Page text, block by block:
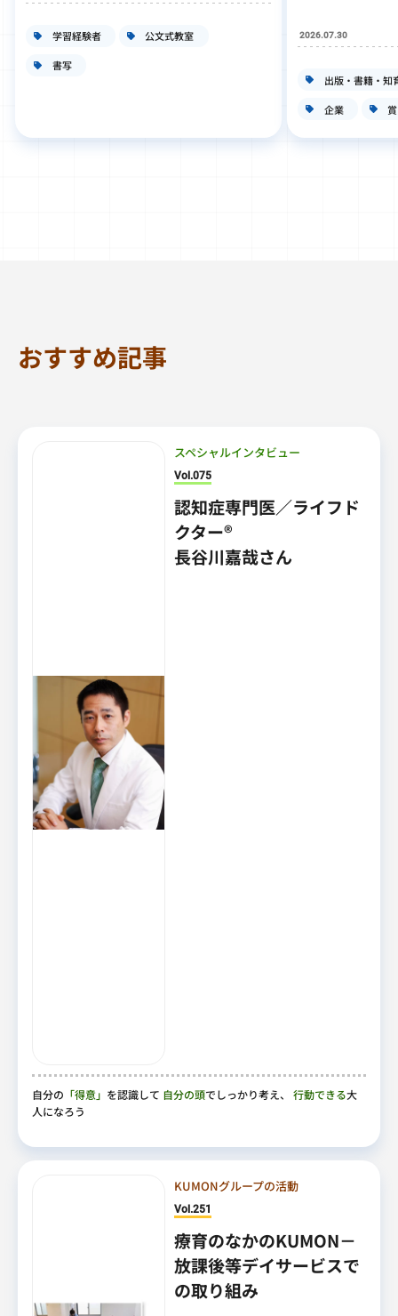
学習経験者 公文式教室
書写
2026.07.30
出版・書籍・知
企業 賞
おすすめ記事
スペシャルインタビュー
Vol.075
認知症専門医／ライフド
クター®
長谷川嘉哉さん
自分の 「得意」 を認識して 自分の頭でしっかり考え、 行動できる大
人になろう
KUMONグループの活動
Vol.251
療育のなかのKUMON－
放課後等デイサービスで
の取り組み